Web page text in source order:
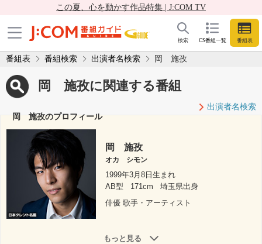
この夏、心を動かす作品特集 | J:COM TV
CS番組一覧 番組表
検索
番組表 番組検索 出演者名検索 岡 施孜
岡 施孜に関連する番組
出演者名検索
岡 施孜のプロフィール
岡 施孜
オカ シモン
1999年3月8日生まれ
AB型
171cm
埼玉県出身
俳優 歌手・アーティスト
もっと見る